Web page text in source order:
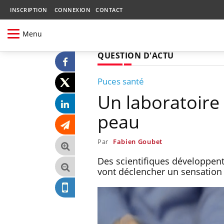
INSCRIPTION CONNEXION CONTACT
Menu
QUESTION D'ACTU
Puces santé
Un laboratoire
peau
Par Fabien Goubet
Des scientifiques
vont déclencher un